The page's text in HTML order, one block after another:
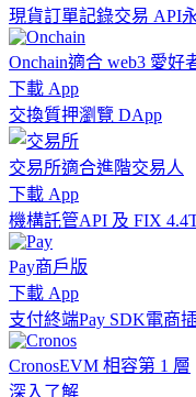
現貨訂單記錄交易 API
Onchain適合 web3 愛好
下載 App
交換質押瀏覽 DApp
交易所適合進階交易人
下載 App
機構託管API 及 FIX 4.4
Pay商戶版
下載 App
支付終端Pay SDK電商
CronosEVM 相容第 1 層
深入了解